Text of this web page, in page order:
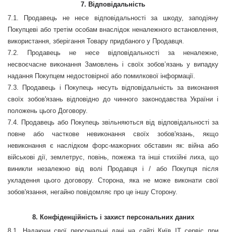
7. Відповідальність
7.1. Продавець не несе відповідальності за шкоду, заподіяну
Покупцеві або третім особам внаслідок неналежного встановлення,
використання, зберігання Товару придбаного у Продавця.
7.2. Продавець не несе відповідальності за неналежне,
несвоєчасне виконання Замовлень і своїх зобов’язань у випадку
надання Покупцем недостовірної або помилкової інформації.
7.3. Продавець і Покупець несуть відповідальність за виконання
своїх зобов'язань відповідно до чинного законодавства України і
положень цього Договору.
7.4. Продавець або Покупець звільняються від відповідальності за
повне або часткове невиконання своїх зобов'язань, якщо
невиконання є наслідком форс-мажорних обставин як: війна або
військові дії, землетрус, повінь, пожежа та інші стихійні лиха, що
виникли незалежно від волі Продавця і / або Покупця після
укладення цього договору. Сторона, яка не може виконати свої
зобов'язання, негайно повідомляє про це іншу Сторону.
8. Конфіденційність і захист персональних даних